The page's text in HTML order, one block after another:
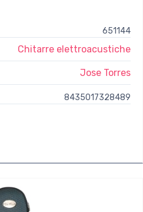
651144
Chitarre elettroacustiche
Jose Torres
8435017328489